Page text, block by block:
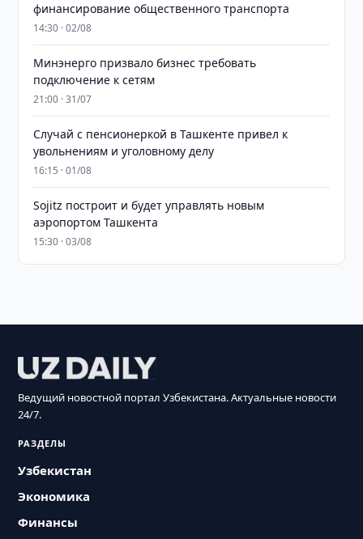
финансирование общественного транспорта
14:30 · 02/08
Минэнерго призвало бизнес требовать
подключение к сетям
21:00 · 31/07
Случай с пенсионеркой в Ташкенте привел к
увольнениям и уголовному делу
16:15 · 01/08
Sojitz построит и будет управлять новым
аэропортом Ташкента
15:30 · 03/08
Ведущий новостной портал Узбекистана. Актуальные новости
24/7.
РАЗДЕЛЫ
Узбекистан
Экономика
Финансы